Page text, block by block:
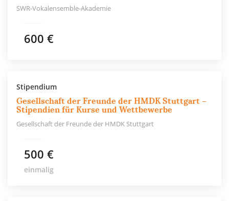
SWR-Vokalensemble-Akademie
600 €
Stipendium
Gesellschaft der Freunde der HMDK Stuttgart –
Stipendien für Kurse und Wettbewerbe
Gesellschaft der Freunde der HMDK Stuttgart
500 €
einmalig